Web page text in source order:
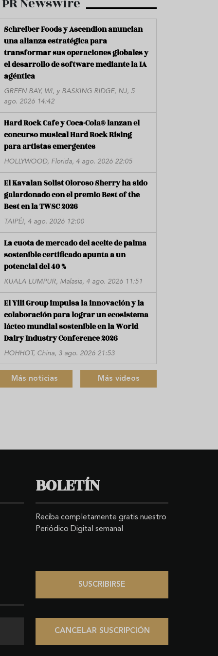
Schreiber Foods y Ascendion anuncian
una alianza estratégica para
transformar sus operaciones globales y
el desarrollo de software mediante la IA
agéntica
GREEN BAY, WI, y BASKING RIDGE, NJ, 5
ago. 2026 14:42
Hard Rock Cafe y Coca-Cola® lanzan el
concurso musical Hard Rock Rising
para artistas emergentes
HOLLYWOOD, Florida, 4 ago. 2026 22:05
El Kavalan Solist Oloroso Sherry ha sido
galardonado con el premio Best of the
Best en la TWSC 2026
TAIPÉI, 4 ago. 2026 12:00
La cuota de mercado del aceite de palma
sostenible certificado apunta a un
potencial del 40 %
KUALA LUMPUR, Malasia, 4 ago. 2026 11:51
El Yili Group impulsa la innovación y la
colaboración para lograr un ecosistema
lácteo mundial sostenible en la World
Dairy Industry Conference 2026
HOHHOT, China, 3 ago. 2026 21:53
Más noticias Más videos
BOLETÍN
Reciba completamente gratis nuestro
Periódico Digital semanal
SUSCRIBIRSE
CANCELAR SUSCRIPCIÓN